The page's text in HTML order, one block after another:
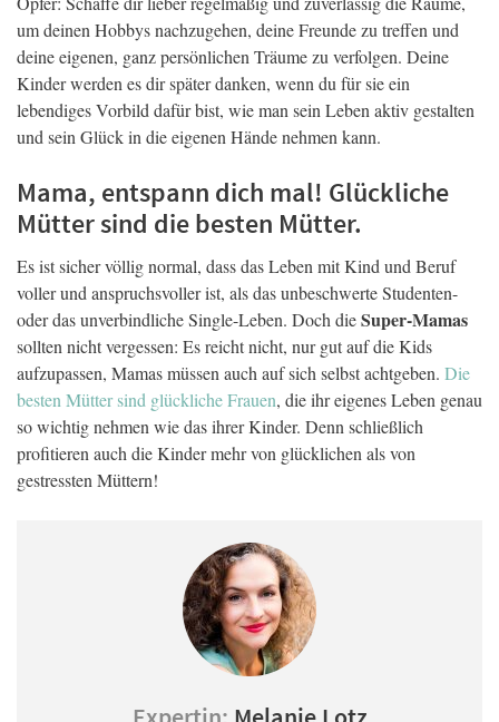
um deinen Hobbys nachzugehen, deine Freunde zu treffen und
deine eigenen, ganz persönlichen Träume zu verfolgen. Deine
Kinder werden es dir später danken, wenn du für sie ein
lebendiges Vorbild dafür bist, wie man sein Leben aktiv gestalten
und sein Glück in die eigenen Hände nehmen kann.
Mama, entspann dich mal! Glückliche
Mütter sind die besten Mütter.
Es ist sicher völlig normal, dass das Leben mit Kind und Beruf
voller und anspruchsvoller ist, als das unbeschwerte Studenten-
oder das unverbindliche Single-Leben. Doch dieSuper-Mamas
sollten nicht vergessen: Es reicht nicht, nur gut auf die Kids
aufzupassen, Mamas müssen auch auf sich selbst achtgeben. Die
besten Mütter sind glückliche Frauen, die ihr eigenes Leben genau
so wichtig nehmen wie das ihrer Kinder. Denn schließlich
profitieren auch die Kinder mehr von glücklichen als von
gestressten Müttern!